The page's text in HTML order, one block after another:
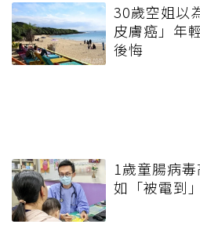
30歲空姐以
皮膚癌」年
後悔
1歲童腸病
如「被電到